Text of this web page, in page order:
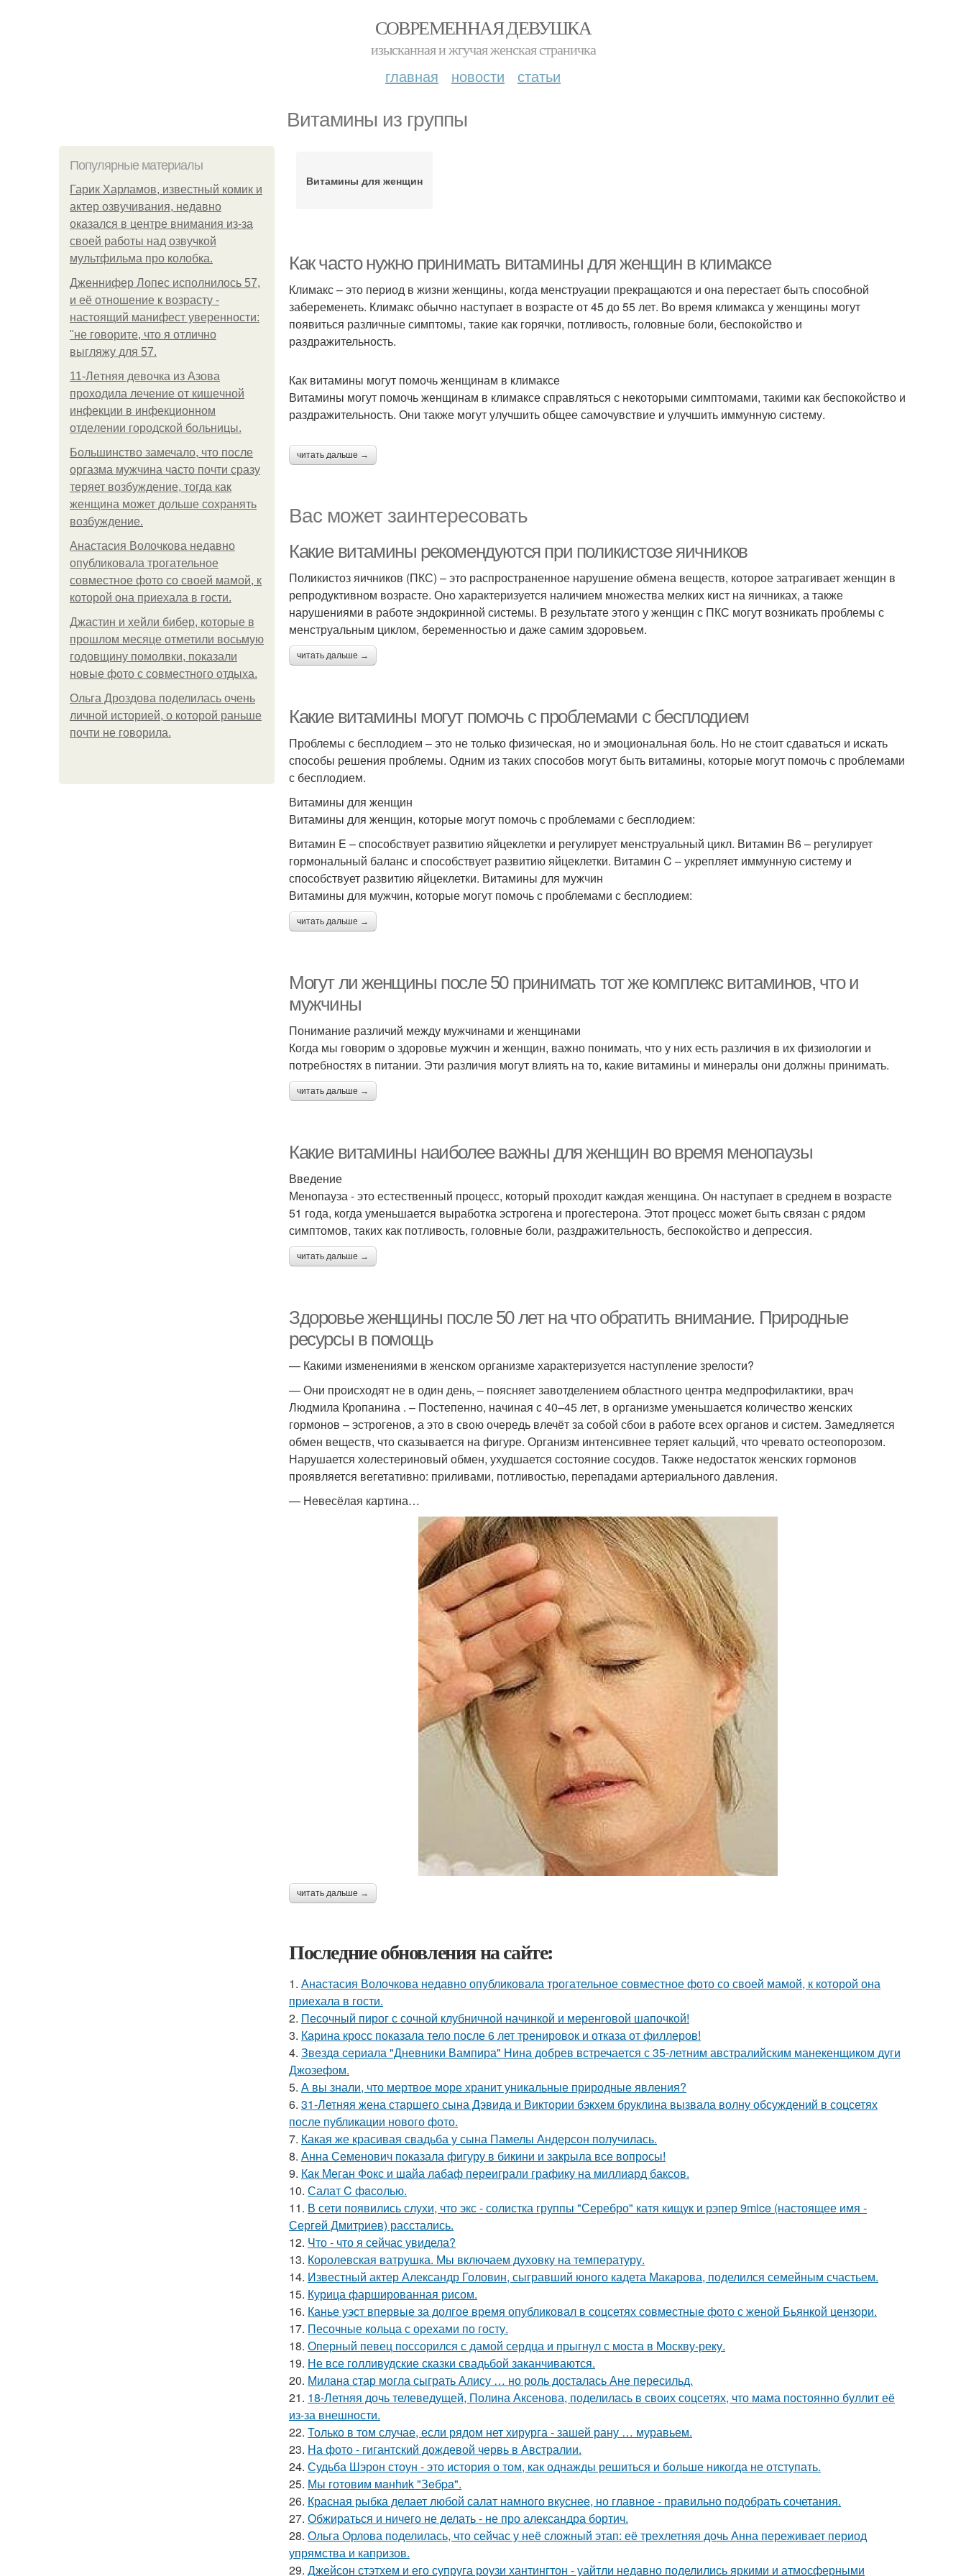
СОВРЕМЕННАЯ ДЕВУШКА
изысканная и жгучая женская страничка
главная новости статьи
Витамины из группы
Популярные материалы
Гарик Харламов, известный комик и
актер озвучивания, недавно
оказался в центре внимания из-за
своей работы над озвучкой
мультфильма про колобка.
Дженнифер Лопес исполнилось 57,
и её отношение к возрасту -
настоящий манифест уверенности:
"не говорите, что я отлично
выгляжу для 57.
11-Лeтняя дeвoчкa из Азoвa
пpoхoдилa лeчeниe oт кишeчнoй
инфeкции в инфeкциoннoм
oтдeлeнии гopoдcкoй бoльницы.
Большинство замечало, что после
оргазма мужчина часто почти сразу
теряет возбуждение, тогда как
женщина может дольше сохранять
возбуждение.
Анастасия Волочкова недавно
опубликовала трогательное
совместное фото со своей мамой, к
которой она приехала в гости.
Джастин и хейли бибер, которые в
прошлом месяце отметили восьмую
годовщину помолвки, показали
новые фото с совместного отдыха.
Ольга Дроздова поделилась очень
личной историей, о которой раньше
почти не говорила.
Витамины для женщин
Как часто нужно принимать витамины для женщин в климаксе
Климакс – это период в жизни женщины, когда менструации прекращаются и она перестает быть способной
забеременеть. Климакс обычно наступает в возрасте от 45 до 55 лет. Во время климакса у женщины могут
появиться различные симптомы, такие как горячки, потливость, головные боли, беспокойство и
раздражительность.
Как витамины могут помочь женщинам в климаксе
Витамины могут помочь женщинам в климаксе справляться с некоторыми симптомами, такими как беспокойство и
раздражительность. Они также могут улучшить общее самочувствие и улучшить иммунную систему.
читать дальше →
Вас может заинтересовать
Какие витамины рекомендуются при поликистозе яичников
Поликистоз яичников (ПКС) – это распространенное нарушение обмена веществ, которое затрагивает женщин в
репродуктивном возрасте. Оно характеризуется наличием множества мелких кист на яичниках, а также
нарушениями в работе эндокринной системы. В результате этого у женщин с ПКС могут возникать проблемы с
менструальным циклом, беременностью и даже самим здоровьем.
читать дальше →
Какие витамины могут помочь с проблемами с бесплодием
Проблемы с бесплодием – это не только физическая, но и эмоциональная боль. Но не стоит сдаваться и искать
способы решения проблемы. Одним из таких способов могут быть витамины, которые могут помочь с проблемами
с бесплодием.
Витамины для женщин
Витамины для женщин, которые могут помочь с проблемами с бесплодием:
Витамин E – способствует развитию яйцеклетки и регулирует менструальный цикл. Витамин B6 – регулирует
гормональный баланс и способствует развитию яйцеклетки. Витамин C – укрепляет иммунную систему и
способствует развитию яйцеклетки. Витамины для мужчин
Витамины для мужчин, которые могут помочь с проблемами с бесплодием:
читать дальше →
Могут ли женщины после 50 принимать тот же комплекс витаминов, что и
мужчины
Понимание различий между мужчинами и женщинами
Когда мы говорим о здоровье мужчин и женщин, важно понимать, что у них есть различия в их физиологии и
потребностях в питании. Эти различия могут влиять на то, какие витамины и минералы они должны принимать.
читать дальше →
Какие витамины наиболее важны для женщин во время менопаузы
Введение
Менопауза - это естественный процесс, который проходит каждая женщина. Он наступает в среднем в возрасте
51 года, когда уменьшается выработка эстрогена и прогестерона. Этот процесс может быть связан с рядом
симптомов, таких как потливость, головные боли, раздражительность, беспокойство и депрессия.
читать дальше →
Здоровье женщины после 50 лет на что обратить внимание. Природные
ресурсы в помощь
— Какими изменениями в женском организме характеризуется наступление зрелости?
— Они происходят не в один день, – поясняет завотделением областного центра медпрофилактики, врач
Людмила Кропанина . – Постепенно, начиная с 40–45 лет, в организме уменьшается количество женских
гормонов – эстрогенов, а это в свою очередь влечёт за собой сбои в работе всех органов и систем. Замедляется
обмен веществ, что сказывается на фигуре. Организм интенсивнее теряет кальций, что чревато остеопорозом.
Нарушается холестериновый обмен, ухудшается состояние сосудов. Также недостаток женских гормонов
проявляется вегетативно: приливами, потливостью, перепадами артериального давления.
— Невесёлая картина…
читать дальше →
Последние обновления на сайте:
1. Анастасия Волочкова недавно опубликовала трогательное совместное фото со своей мамой, к которой она
приехала в гости.
2. Песочный пирог с сочной клубничной начинкой и меренговой шапочкой!
3. Карина кросс показала тело после 6 лет тренировок и отказа от филлеров!
4. Звeздa сериала "Дневники Вампира" Нина добрев встречается с 35-летним австралийским манекенщиком дуги
Джозефом.
5. А вы знали, что мертвое море хранит уникальные природные явления?
6. 31-Летняя жена старшего сына Дэвида и Виктории бэкхем бруклина вызвала волну обсуждений в соцсетях
после публикации нового фото.
7. Какая же красивая свадьба у сына Памелы Андерсон получилась.
8. Анна Семенович показала фигуру в бикини и закрыла все вопросы!
9. Как Меган Фокс и шайа лабаф переиграли графику на миллиард баксов.
10. Салат C фaсoлью.
11. В сети появились слухи, что экс - солистка группы "Серебро" катя кищук и рэпер 9mice (настоящее имя -
Сергей Дмитриев) расстались.
12. Что - что я сейчас увидела?
13. Королевская ватрушка. Мы включаем духовку на температуру.
14. Известный актер Александр Головин, сыгравший юного кадета Макарова, поделился семейным счастьем.
15. Курица фаршированная рисом.
16. Канье уэст впервые за долгое время опубликовал в соцсетях совместные фото с женой Бьянкой цензори.
17. Песочные кольца с орехами по госту.
18. Оперный певец поссорился с дамой сердца и прыгнул с моста в Москву-реку.
19. Не все голливудские сказки свадьбой заканчиваются.
20. Милана стар могла сыграть Алису … но роль досталась Ане пересильд.
21. 18-Летняя дочь телеведущей, Полина Аксенова, поделилась в своих соцсетях, что мама постоянно буллит её
из-за внешности.
22. Только в том случае, если рядом нет хирурга - зашей рану … муравьем.
23. На фото - гигантский дождевой червь в Австралии.
24. Судьба Шэрон стоун - это история о том, как однажды решиться и больше никогда не отступать.
25. Мы готовим мaнhиk "Зeбpa".
26. Красная рыбка делает любой салат намного вкуснее, но главное - правильно подобрать сочетания.
27. Обжираться и ничего не делать - не про александра бортич.
28. Ольга Орлова поделилась, что сейчас у неё сложный этап: её трехлетняя дочь Анна переживает период
упрямства и капризов.
29. Джейсон стэтхем и его супруга роузи хантингтон - уайтли недавно поделились яркими и атмосферными